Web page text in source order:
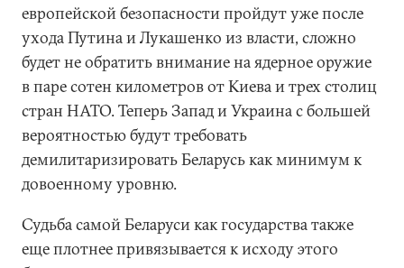
европейской безопасности пройдут уже после
ухода Путина и Лукашенко из власти, сложно
будет не обратить внимание на ядерное оружие
в паре сотен километров от Киева и трех столиц
стран НАТО. Теперь Запад и Украина с большей
вероятностью будут требовать
демилитаризировать Беларусь как минимум к
довоенному уровню.
Судьба самой Беларуси как государства также
еще плотнее привязывается к исходу этого